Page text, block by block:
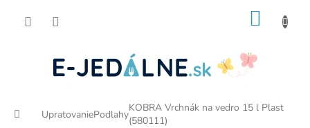
Domov
UpratovaniePodlahyKOBRA Vrchnák na vedro 15 l Plast
(580111)